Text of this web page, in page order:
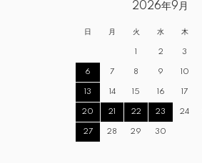
2026年9月
日 月 火 水 木
1 2 3
6 7 8 9 10
13 14 15 16 17
20 21 22 23 24
27 28 29 30